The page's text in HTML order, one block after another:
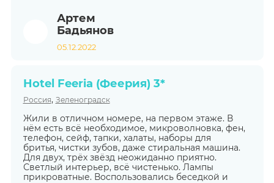
Артем
Бадьянов
05.12.2022
Hotel Feeria (Феерия) 3*
Россия, Зеленоградск
Жили в отличном номере, на первом этаже. В
нём есть всё необходимое, микроволновка, фен,
телефон, сейф, тапки, халаты, наборы для
бритья, чистки зубов, даже стиральная машина.
Для двух, трёх звёзд неожиданно приятно.
Светлый интерьер, всё чистенько. Лампы
прикроватные. Воспользовались беседкой и